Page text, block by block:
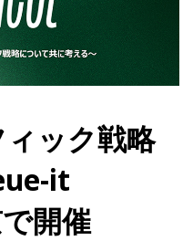
特徴
(英語)
ラリー
デート(英語)
ガイド(英語)
語) ック戦略
it
開催